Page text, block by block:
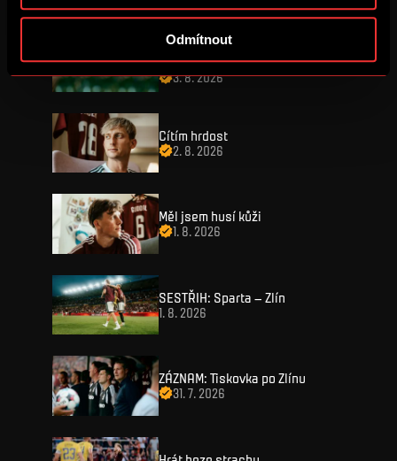
Odmítnout
ZÁZNAM: Tiskovka před
Olympiquem
3. 8. 2026
Cítím hrdost
2. 8. 2026
Měl jsem husí kůži
1. 8. 2026
SESTŘIH: Sparta – Zlín
1. 8. 2026
ZÁZNAM: Tiskovka po Zlínu
31. 7. 2026
VSTUPENKY
Permanentky
VIP vstupenky
Handicapovaní fanoušci
Prohlídky stadionu
Sparta UNLIMITED.
Sparta Junior Club
Aplikace Sparta.
Soutěže
FANSHOP
NOVINKY
ZÁPASY